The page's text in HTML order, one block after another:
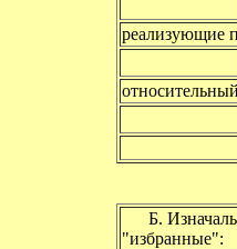
реализующие
Б.
"избранные":